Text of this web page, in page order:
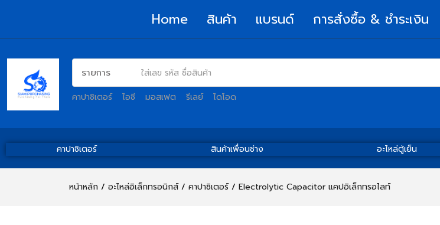
Home สินค้า แบรนด์ การสั่งซื้อ & ชำระเงิน
คาปาซิเตอร์ ไอซี มอสเฟต รีเลย์ ไดโอด
คาปาซิเตอร์ สินค้าเพื่อนช่าง อะไหล่ตู้เย็น
หน้าหลัก อะไหล่อิเล็กทรอนิกส์ คาปาซิเตอร์ Electrolytic Capacitor แคปอิเล็กทรอไลท์